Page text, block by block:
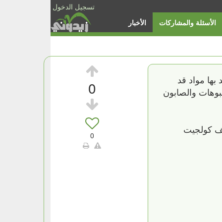
تسجيل الدخول
الأخبار
الأسئلة والمشاركات
0
0
100 ماركة شامبوهات وجد بها مواد قد
والصابون
كولجيت